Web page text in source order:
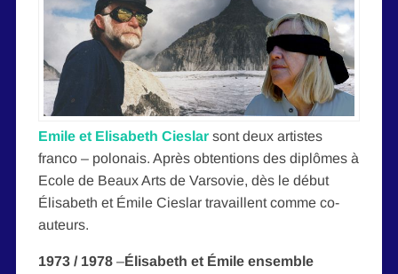
Emile et Elisabeth Cieslarsont deux artistes
franco – polonais. Après obtentions des diplômes à
Ecole de Beaux Arts de Varsovie, dès le début
Élisabeth et Émile Cieslar travaillent comme co-
auteurs.
1973 / 1978 –Élisabeth et Émile ensemble